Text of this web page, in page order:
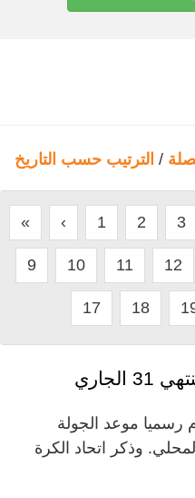
/ الترتيب حسب التاريخ
« ‹ 1 2 3
9 10 11 12
17 18
رسميا موعد الجولة
وذكر اتحاد الكرة